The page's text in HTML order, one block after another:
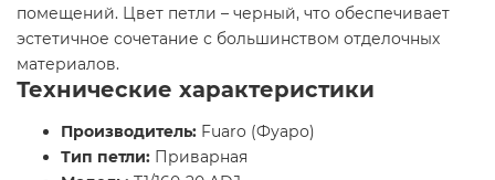
помещений. Цвет петли – черный, что обеспечивает
эстетичное сочетание с большинством отделочных
материалов.
Технические характеристики
Производитель: Fuaro (Фуаро)
Тип петли: Приварная